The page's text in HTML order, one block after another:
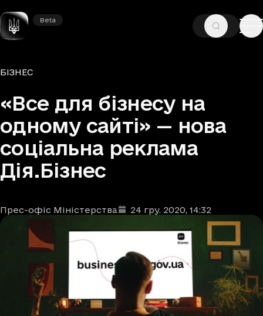
Beta
Beta
ГОЛОВНА
Рубрики
БІЗНЕС
«Все для бізнесу на
одному сайті» — нова
соціальна реклама
Дія.Бізнес
Автори
Прес-офіс Міністерства
Дата та час публікації: 24 гру. 2020, 14:32